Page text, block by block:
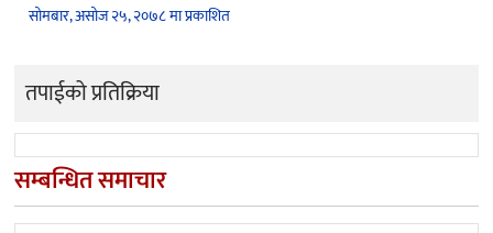
सोमबार, असोज २५, २०७८ मा प्रकाशित
तपाईको प्रतिक्रिया
सम्बन्धित समाचार